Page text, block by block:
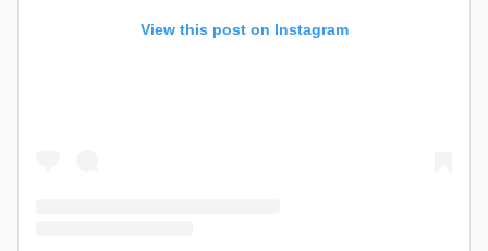
View this post on Instagram